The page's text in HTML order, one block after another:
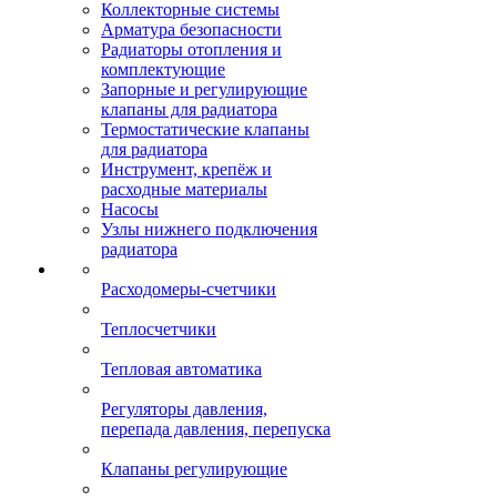
Коллекторные системы
Арматура безопасности
Радиаторы отопления и
комплектующие
Запорные и регулирующие
клапаны для радиатора
Термостатические клапаны
для радиатора
Инструмент, крепёж и
расходные материалы
Насосы
Узлы нижнего подключения
радиатора
Расходомеры-счетчики
Теплосчетчики
Тепловая автоматика
Регуляторы давления,
перепада давления, перепуска
Клапаны регулирующие